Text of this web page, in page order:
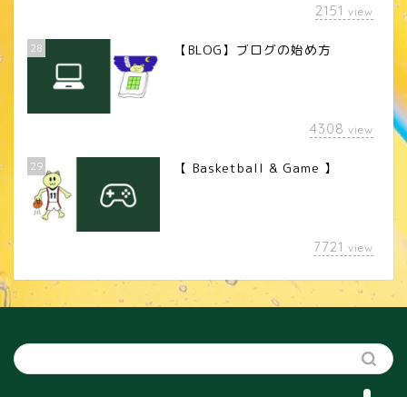
2151 view
28 【BLOG】ブログの始め方
4308 view
29 【 Basketball & Game 】
7721 view
カメラレンズ
YouTube